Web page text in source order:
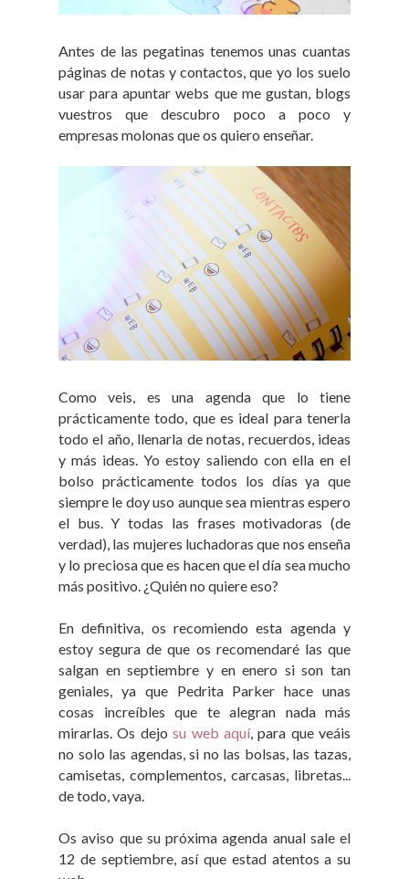
Antes de las pegatinas tenemos unas cuantas
páginas de notas y contactos, que yo los suelo
usar para apuntar webs que me gustan, blogs
vuestros que descubro poco a poco y
empresas molonas que os quiero enseñar.
Como veis, es una agenda que lo tiene
prácticamente todo, que es ideal para tenerla
todo el año, llenarla de notas, recuerdos, ideas
y más ideas. Yo estoy saliendo con ella en el
bolso prácticamente todos los días ya que
siempre le doy uso aunque sea mientras espero
el bus. Y todas las frases motivadoras (de
verdad), las mujeres luchadoras que nos enseña
y lo preciosa que es hacen que el día sea mucho
más positivo. ¿Quién no quiere eso?
En definitiva, os recomiendo esta agenda y
estoy segura de que os recomendaré las que
salgan en septiembre y en enero si son tan
geniales, ya que Pedrita Parker hace unas
cosas increíbles que te alegran nada más
mirarlas. Os dejo su web aquí, para que veáis
no solo las agendas, si no las bolsas, las tazas,
camisetas, complementos, carcasas, libretas...
de todo, vaya.
Os aviso que su próxima agenda anual sale el
12 de septiembre, así que estad atentos a su